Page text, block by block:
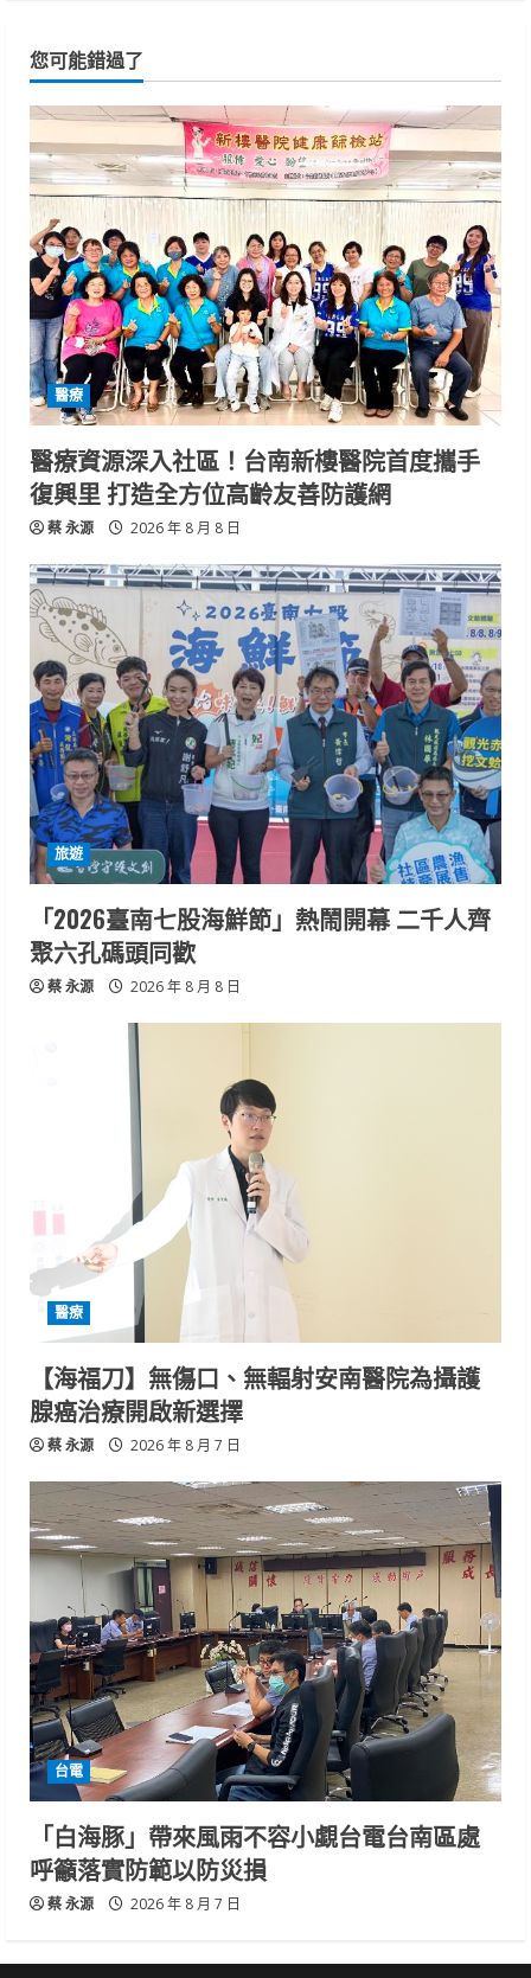
您可能錯過了
醫療
醫療資源深入社區！台南新樓醫院首度攜手
復興里 打造全方位高齡友善防護網
蔡 永源 2026 年 8 月 8 日
旅遊
「2026臺南七股海鮮節」熱鬧開幕 二千人齊
聚六孔碼頭同歡
蔡 永源 2026 年 8 月 8 日
醫療
【海福刀】無傷口、無輻射安南醫院為攝護
腺癌治療開啟新選擇
蔡 永源 2026 年 8 月 7 日
台電
「白海豚」帶來風雨不容小覷台電台南區處
呼籲落實防範以防災損
蔡 永源 2026 年 8 月 7 日